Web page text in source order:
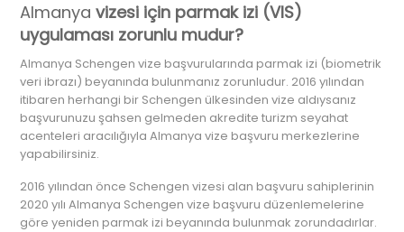
Almanya vizesi için parmak izi (VIS)
uygulaması zorunlu mudur?
Almanya Schengen vize başvurularında parmak izi (biometrik
veri ibrazı) beyanında bulunmanız zorunludur. 2016 yılından
itibaren herhangi bir Schengen ülkesinden vize aldıysanız
başvurunuzu şahsen gelmeden akredite turizm seyahat
acenteleri aracılığıyla Almanya vize başvuru merkezlerine
yapabilirsiniz.
2016 yılından önce Schengen vizesi alan başvuru sahiplerinin
2020 yılı Almanya Schengen vize başvuru düzenlemelerine
göre yeniden parmak izi beyanında bulunmak zorundadırlar.